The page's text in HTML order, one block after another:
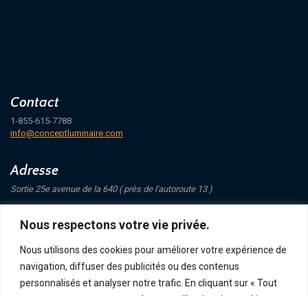
Nous respectons votre vie privée.
Nous utilisons des cookies pour améliorer votre expérience de
navigation, diffuser des publicités ou des contenus
personnalisés et analyser notre trafic. En cliquant sur « Tout
Contact
1-855-615-7788
info@conceptluminaire.com
Adresse
Sortie 25e avenue de la 640 ( près de l'autoroute 13 )
Saint-Eustache
Suivez-nous